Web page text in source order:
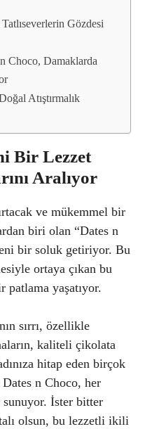
Gözdesi
Choco, Damaklarda
Atıştırmalık
Bir Lezzet
Aralıyor
ve mükemmel bir
biri olan “Dates n
bir soluk getiriyor. Bu
ortaya çıkan bu
patlama yaşatıyor.
sırrı, özellikle
kaliteli çikolata
hitap eden birçok
n Choco, her
İster bitter
olsun, bu lezzetli ikili